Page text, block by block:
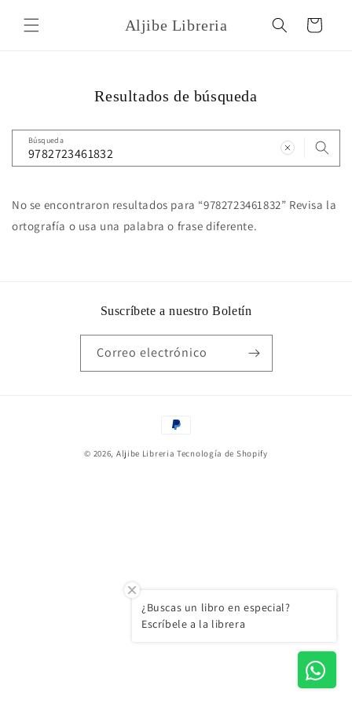
directamente
al contenido
Aljibe Libreria Carrito
Resultados de búsqueda
Búsqueda
No se encontraron resultados para “9782723461832” Revisa la
ortografía o usa una palabra o frase diferente.
Suscríbete a nuestro Boletín
Correo electrónico
Formas
pago
© 2026, Aljibe Libreria Tecnología de Shopify
¿Buscas un libro en especial?
Escríbele a la librera